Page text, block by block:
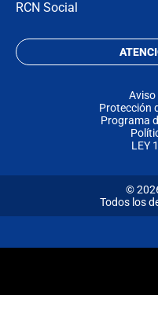
RCN Social
Aviso
Protección
Programa
LEY
©
Todos los